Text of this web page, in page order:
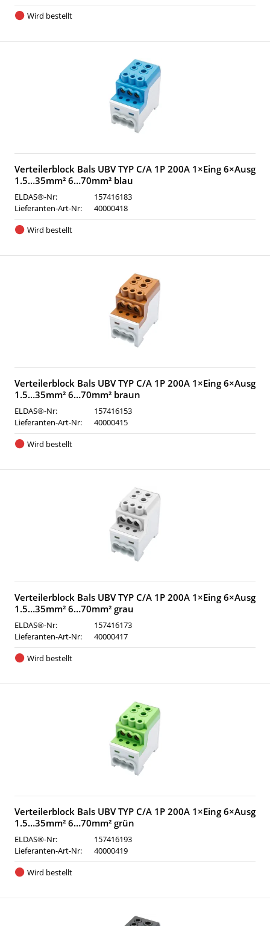
Wird bestellt
Verteilerblock Bals UBV TYP C/A 1P 200A 1×Eing 6×Ausg
1.5…35mm² 6…70mm² blau
ELDAS®-Nr:
157416183
Lieferanten-Art-Nr:
40000418
Wird bestellt
Verteilerblock Bals UBV TYP C/A 1P 200A 1×Eing 6×Ausg
1.5…35mm² 6…70mm² braun
ELDAS®-Nr:
157416153
Lieferanten-Art-Nr:
40000415
Wird bestellt
Verteilerblock Bals UBV TYP C/A 1P 200A 1×Eing 6×Ausg
1.5…35mm² 6…70mm² grau
ELDAS®-Nr:
157416173
Lieferanten-Art-Nr:
40000417
Wird bestellt
Verteilerblock Bals UBV TYP C/A 1P 200A 1×Eing 6×Ausg
1.5…35mm² 6…70mm² grün
ELDAS®-Nr:
157416193
Lieferanten-Art-Nr:
40000419
Wird bestellt